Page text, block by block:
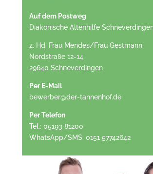
Auf dem Postweg
Diakonische Altenhilfe
z. Hd. Frau Mendes/Frau Gestmann
Nordstraße 12-14
29640 Schneverdingen
Per E-Mail
bewerber@der-tannenhof.de
Per Telefon
Tel.: 05193 81200
WhatsApp/SMS: 0151 57742642